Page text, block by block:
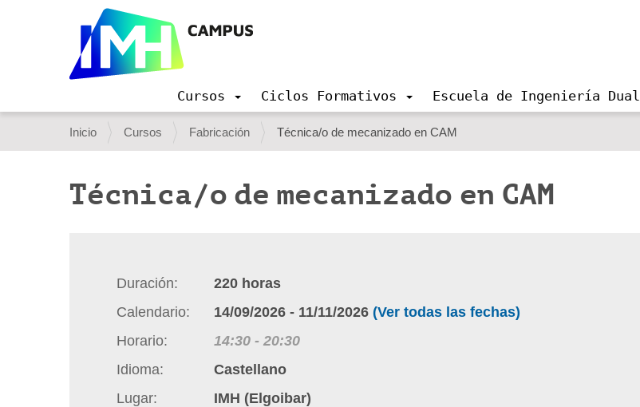
v
a
c
Cursos Ciclos Formativos Escuela de Ingeniería Dual
U
s
e
Inicio Cursos Fabricación Técnica/o de mecanizado en CAM
Técnica/o de mecanizado en CAM
Duración 220 horas
Calendario
14/09/2026- 11/11/2026 (Ver todas las fechas)
Horario
14:30- 20:30
Idioma
Castellano
Lugar
IMH (Elgoibar)